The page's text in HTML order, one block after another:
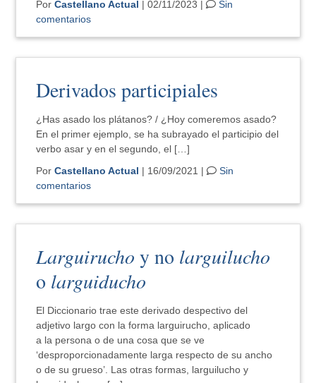
PorCastellano Actual | 02/11/2023 |
Sin
comentarios
Derivados participiales
¿Has asado los plátanos? / ¿Hoy comeremos asado?
En el primer ejemplo, se ha subrayado el participio del
verbo asar y en el segundo, el […]
PorCastellano Actual | 16/09/2021 |
Sin
comentarios
Larguirucho y no larguilucho
o larguiducho
El Diccionario trae este derivado despectivo del
adjetivo largo con la forma larguirucho, aplicado
a la persona o de una cosa que se ve
‘desproporcionadamente larga respecto de su ancho
o de su grueso’. Las otras formas, larguilucho y